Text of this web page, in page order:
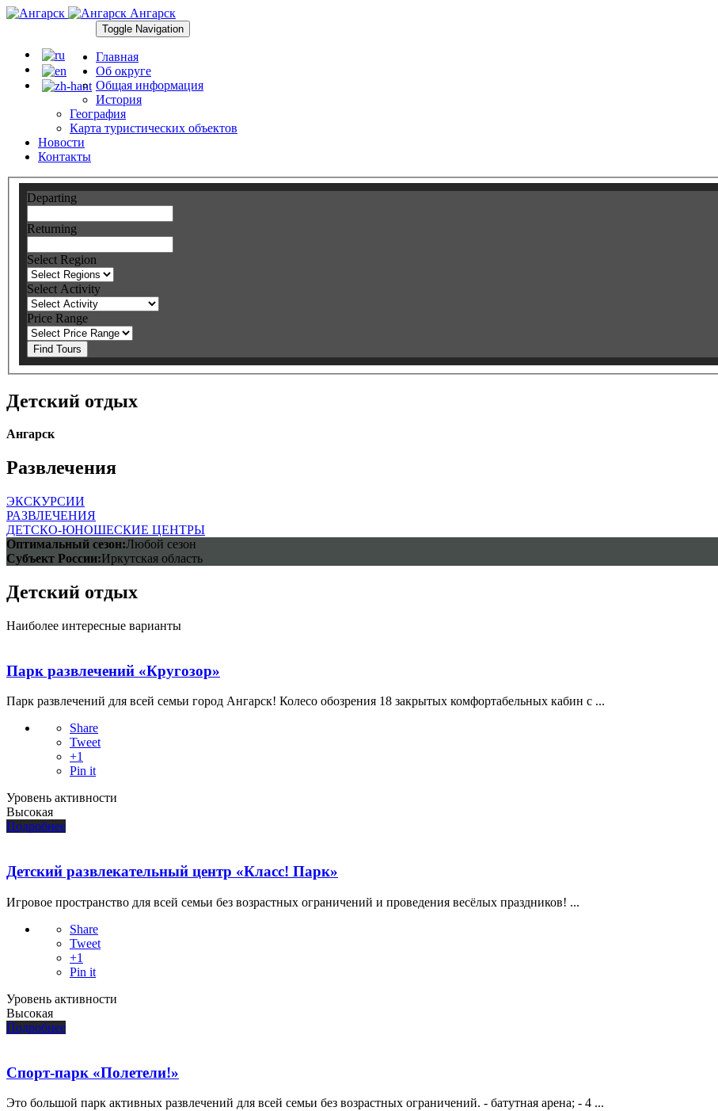
Ангарск
Toggle Navigation
Главная
Об округе
Общая информация
История
География
Карта туристических объектов
Новости
Контакты
Departing
Returning
Select Region
Select Activity
Price Range
Find Tours
Детский отдых
Ангарск
Развлечения
ЭКСКУРСИИ
РАЗВЛЕЧЕНИЯ
ДЕТСКО-ЮНОШЕСКИЕ ЦЕНТРЫ
Оптимальный сезон:Любой сезон
Субъект России:Иркутская область
Детский отдых
Наиболее интересные варианты
Парк развлечений «Кругозор»
Парк развлечений для всей семьи город Ангарск! Колесо обозрения 18 закрытых комфортабельных кабин с ...
Share
Tweet
+1
Pin it
Уровень активности
Высокая
Подробнее
Детский развлекательный центр «Класс! Парк»
Игровое пространство для всей семьи без возрастных ограничений и проведения весёлых праздников! ...
Share
Tweet
+1
Pin it
Уровень активности
Высокая
Подробнее
Спорт-парк «Полетели!»
Это большой парк активных развлечений для всей семьи без возрастных ограничений. - батутная арена; - 4 ...